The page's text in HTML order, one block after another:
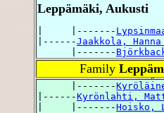
Leppämäki, Aukusti
|     |-------
|------Jaakkola, Hanna
      |-------
Family
      |-------
|------Kyrönlahti,
|     |-------Hoisko,